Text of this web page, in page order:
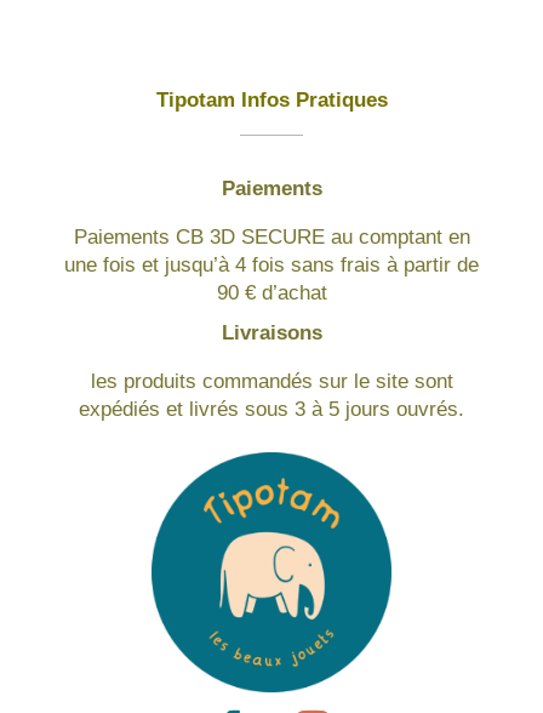
Tipotam Infos Pratiques
Paiements
Paiements CB 3D SECURE au comptant en
une fois et jusqu’à 4 fois sans frais à partir de
90 € d’achat
Livraisons
les produits commandés sur le site sont
expédiés et livrés sous 3 à 5 jours ouvrés.